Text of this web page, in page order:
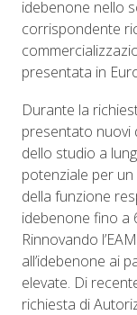
idebenone nello
corrispondente
presentata in
Durante la
presentato nuovi
dello studio a
potenziale per
della funzione
idebenone fino a
Rinnovando
all’idebenone ai
elevate. Di
richiesta di